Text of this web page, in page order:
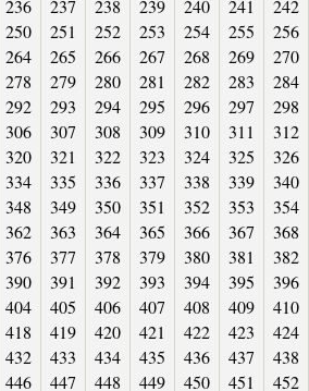
236 237 238 239 240 241
242
250 251 252 253 254 255
256
264 265 266 267 268 269
270
278 279 280 281 282 283
284
292 293 294 295 296 297
298
306 307 308 309 310 311
312
320 321 322 323 324 325
326
334 335 336 337 338 339
340
348 349 350 351 352 353
354
362 363 364 365 366 367
368
376 377 378 379 380 381
382
390 391 392 393 394 395
396
404 405 406 407 408 409
410
418 419 420 421 422 423
424
432 433 434 435 436 437
438
446 447 448 449 450 451
452